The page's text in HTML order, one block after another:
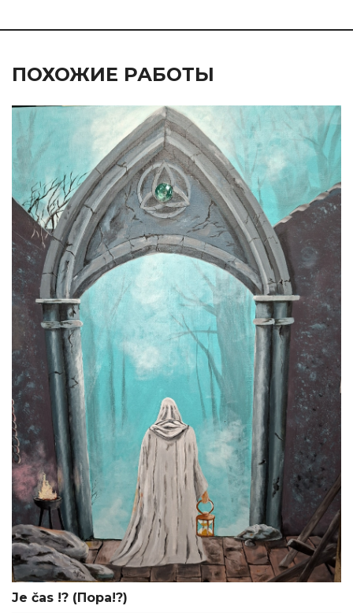
ПОХОЖИЕ РАБОТЫ
Je čas !? (Пора!?)